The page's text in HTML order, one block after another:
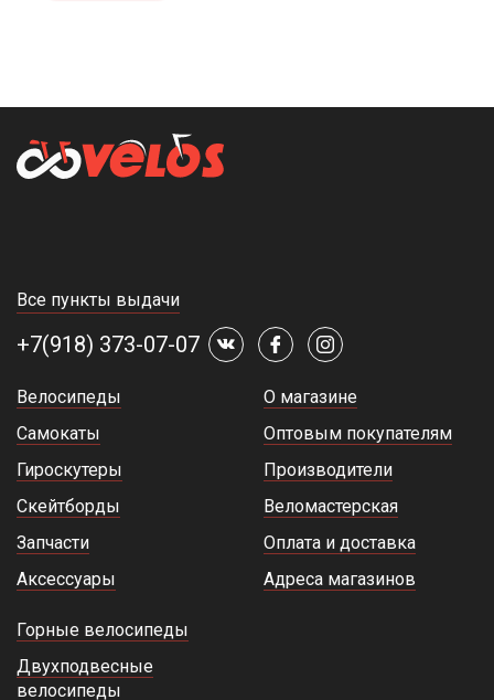
Все пункты выдачи
+7(918) 373-07-07
Велосипеды
Самокаты
Гироскутеры
Скейтборды
Запчасти
Аксессуары
О магазине
Оптовым покупателям
Производители
Веломастерская
Оплата и доставка
Адреса магазинов
Горные велосипеды
Двухподвесные
велосипеды